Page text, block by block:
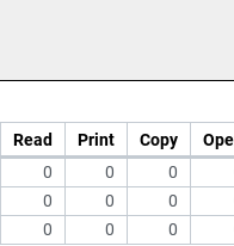
Read Print Copy
0 0 0
0 0 0
0 0 0